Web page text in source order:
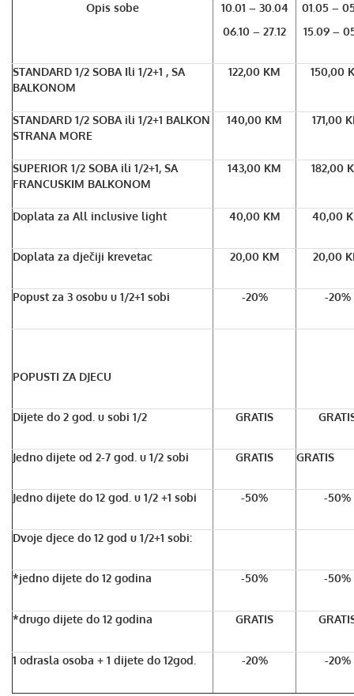
Opis sobe
10.01 – 30.04
06.10 – 27.12
01.05 –
15.09 –
STANDARD 1/2 SOBA Ili 1/2+1 , SA
BALKONOM
122,00 KM 150,00
STANDARD 1/2 SOBA ili 1/2+1 BALKON
STRANA MORE
140,00 KM 171,00
SUPERIOR 1/2 SOBA ili 1/2+1, SA
FRANCUSKIM BALKONOM
143,00 KM 182,00
Doplata za All inclusive light 40,00 KM 40,00
Doplata za dječiji krevetac 20,00 KM 20,00
Popust za 3 osobu u 1/2+1 sobi -20% -20%
POPUSTI ZA DJECU
Dijete do 2 god. u sobi 1/2 GRATIS
Jedno dijete od 2-7 god. u 1/2 sobi GRATIS GRATIS
Jedno dijete do 12 god. u 1/2 +1 sobi -50% -50%
Dvoje djece do 12 god u 1/2+1 sobi:
*jedno dijete do 12 godina -50% -50%
*drugo dijete do 12 godina GRATIS
1 odrasla osoba + 1 dijete do 12god. -20% -20%